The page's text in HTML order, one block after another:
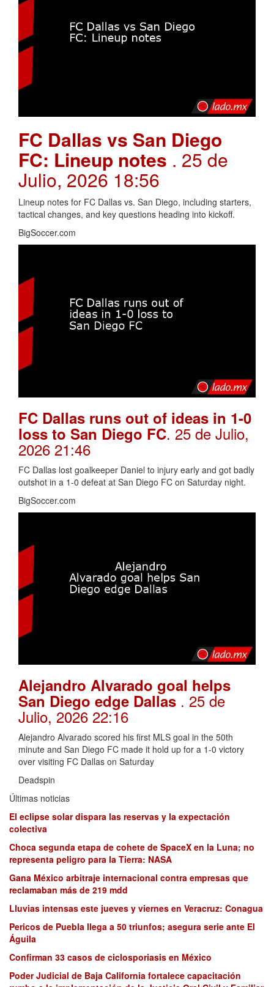
FC Dallas vs San Diego
FC: Lineup notes . 25 de
Julio, 2026 18:56
Lineup notes for FC Dallas vs. San Diego, including starters,
tactical changes, and key questions heading into kickoff.
BigSoccer.com
FC Dallas runs out of ideas in 1-0
loss to San Diego FC. 25 de Julio,
2026 21:46
FC Dallas lost goalkeeper Daniel to injury early and got badly
outshot in a 1-0 defeat at San Diego FC on Saturday night.
BigSoccer.com
Alejandro Alvarado goal helps
San Diego edge Dallas . 25 de
Julio, 2026 22:16
Alejandro Alvarado scored his first MLS goal in the 50th
minute and San Diego FC made it hold up for a 1-0 victory
over visiting FC Dallas on Saturday
Deadspin
Últimas noticias
El eclipse solar dispara las reservas y la expectación
colectiva
Choca segunda etapa de cohete de SpaceX en la Luna; no
representa peligro para la Tierra: NASA
Gana México arbitraje internacional contra empresas que
reclamaban más de 219 mdd
Lluvias intensas este jueves y viernes en Veracruz: Conagua
Pericos de Puebla llega a 50 triunfos; asegura serie ante El
Águila
Confirman 33 casos de ciclosporiasis en México
Poder Judicial de Baja California fortalece capacitación